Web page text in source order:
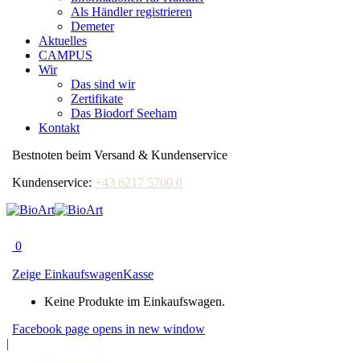
Als Händler registrieren
Demeter
Aktuelles
CAMPUS
Wir
Das sind wir
Zertifikate
Das Biodorf Seeham
Kontakt
Bestnoten beim Versand & Kundenservice
Kundenservice: +43 6217 5700 0
0
Zeige EinkaufswagenKasse
Keine Produkte im Einkaufswagen.
Facebook page opens in new window
|